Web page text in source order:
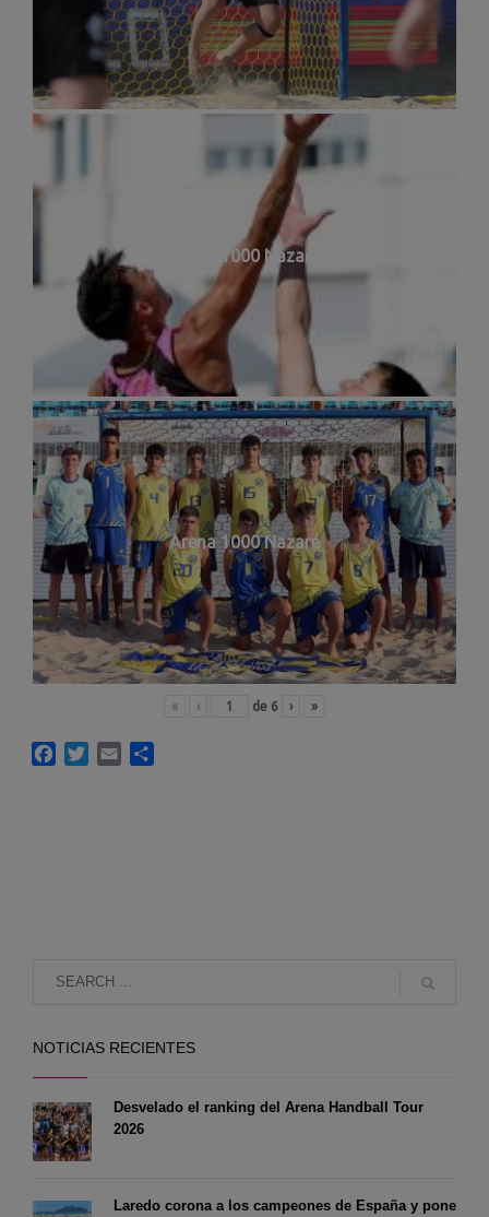
Arena 1000 Nazaré
Arena 1000 Nazaré
« ‹ de 6 › »
FacebookTwitter
Email
NOTICIAS RECIENTES
Desvelado el ranking del Arena Handball Tour
2026
Laredo corona a los campeones de España y pone